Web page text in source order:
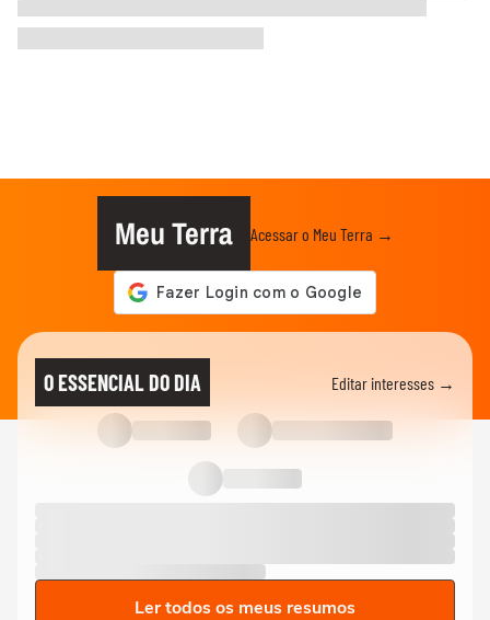
Meu Terra Acessar o Meu Terra →
O ESSENCIAL DO DIA Editar interesses →
Ler todos os meus resumos